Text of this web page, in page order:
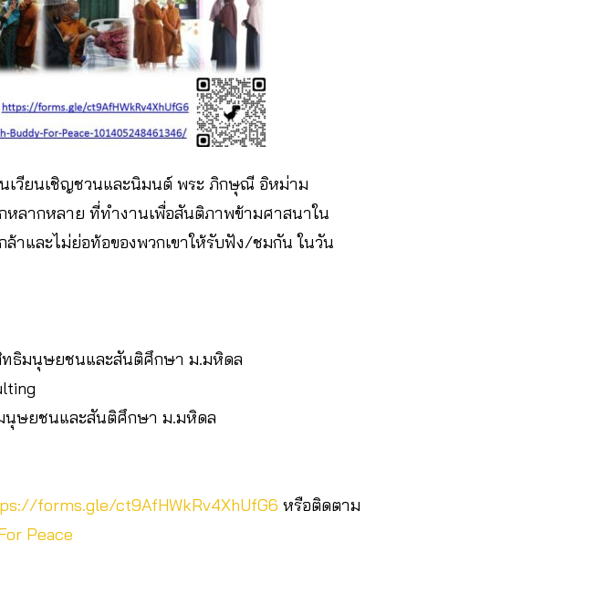
เวียนเชิญชวนและนิมนต์ พระ ภิกษุณี อิหม่าม
ลากหลาย ที่ทำงานเพื่อสันติภาพข้ามศาสนาใน
าและไม่ย่อท้อของพวกเขาให้รับฟัง/ชมกัน ในวัน
ทธิมนุษยชนและสันติศึกษา ม.มหิดล
นุษยชนและสันติศึกษา ม.มหิดล
forms.gle/ct9AfHWkRv4XhUfG6 หรือติดตาม
Peace